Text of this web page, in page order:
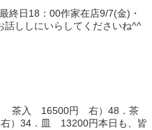
日18：00作家在店9/7(金)・
ししにいらしてくださいね^^
． 茶入 16500円 右）48．茶
34．皿 13200円本日も、皆